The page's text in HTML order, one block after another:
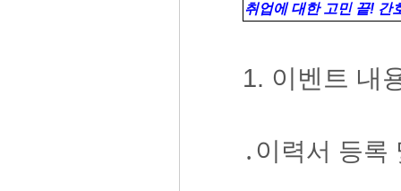
취업에 대한 고민 끝! 간
1. 이벤트 내
․이 력서 등록